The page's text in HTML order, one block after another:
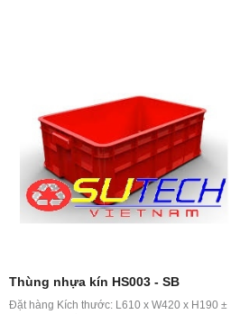
Thùng nhựa kín HS003 - SB
Đặt hàng Kích thước: L610 x W420 x H190 ±